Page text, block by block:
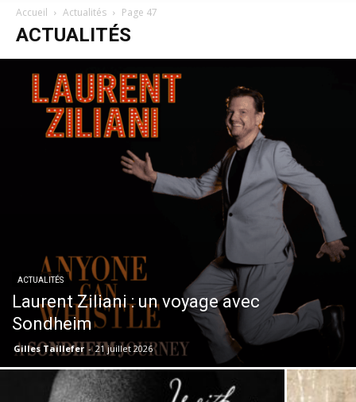
Accueil Actualités Page 47
ACTUALITÉS
ACTUALITÉS
Laurent Ziliani : un voyage avec
Sondheim
Gilles Taillefer - 21 juillet 2026